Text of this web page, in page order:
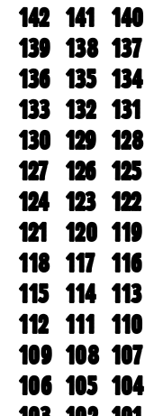
142 141 140
139 138 137
136 135 134
133 132 131
130 129 128
127 126 125
124 123 122
121
120 119
118 117 116
115 114 113
112 111 110
109 108 107
106 105 104